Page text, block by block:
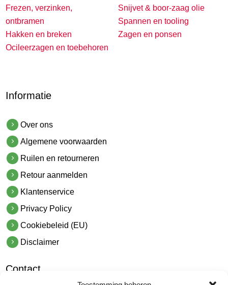
Frezen, verzinken,
ontbramen
Hakken en breken
Ocileerzagen en toebehoren
Snijvet & boor-zaag olie
Spannen en tooling
Zagen en ponsen
Informatie
Over ons
Algemene voorwaarden
Ruilen en retourneren
Retour aanmelden
Klantenservice
Privacy Policy
Cookiebeleid (EU)
Disclaimer
Contact